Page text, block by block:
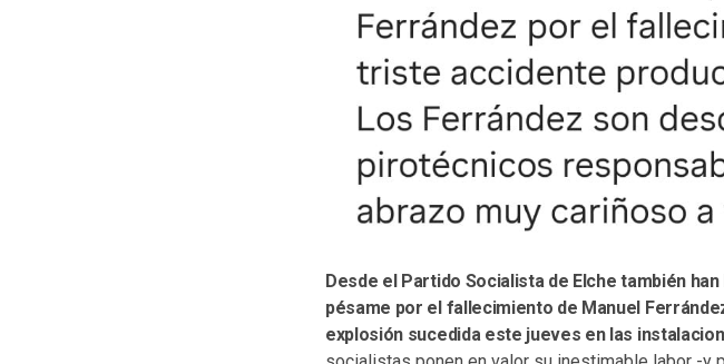
Desde el Partido Socialista de Elche también
pésame por el fallecimiento de Manuel
explosión sucedida este jueves en las